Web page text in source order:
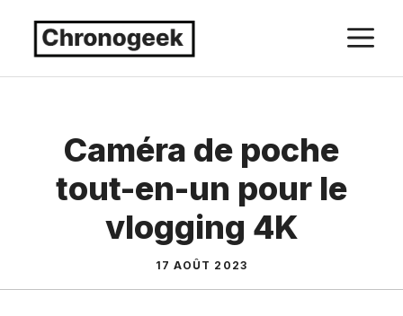
Caméra de poche
tout-en-un pour le
vlogging 4K
17 AOÛT 2023